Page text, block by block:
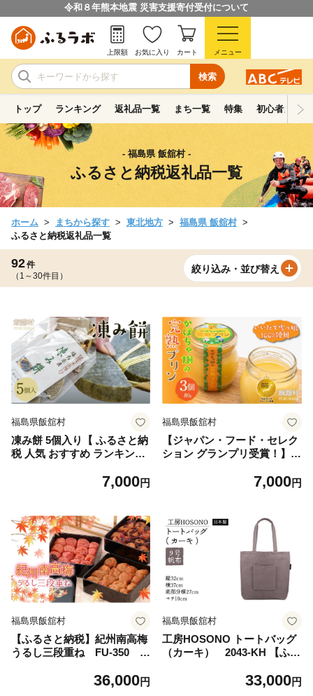
令和８年熊本地震 災害支援寄付受付について
検索
上限額 お気に入り カート メニュー
トップ ランキング 返礼品一覧 まち一覧 特集 初心者ガイド
- 福島県 飯舘村 -
ふるさと納税返礼品一覧
ホーム まちから探す 東北地方
福島県 飯舘村
ふるさと納税返礼品一覧
92件
（1～30件目）
絞り込み・並び替え
福島県飯舘村
凍み餅 5個入り【 ふるさと納
税 人気 おすすめ ランキング
干し餅 名物 保存食 手作り ま
7,000円
福島県飯舘村
【ジャパン・フード・セレク
ション グランプリ受賞！】か
個入り【 ふるさと納税 人気
リン カボチャプリン かぼち
ゃスイーツ いいたて雪っ娘
名物 特産 希少 プレゼント 贈
り物 贈答 お取り寄せ までい
復興 福島 飯舘村 ジャパンフ
ードセレクション 】 ITTAB0
08
7,000円
福島県飯舘村
【ふるさと納税】紀州南高梅
うるし三段重ね FU-350 IT
ぼし 梅 うめ ウメ 贈答 ギフ
36,000円
福島県飯舘村
工房HOSONO トートバッグ
（カーキ） 2043-KH 【ふる
キング バッグ トートバッグ
33,000円